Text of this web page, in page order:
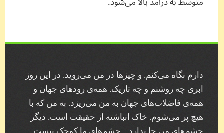
دارم نگاه می‌کنم. و چیز‌ها در من می‌روید. در این روز
ابری چه روشنم و چه تاریک. همه‌ی رودهای جهان و
همه‌ی فاضلاب‌های جهان به من می‌ریزد. به من که با
هیچ پر می‌شوم. خاک انباشته از حقیقت است. دیگر